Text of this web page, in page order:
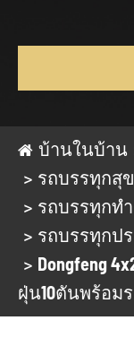
บ้านในบ้าน
รถบรรทุกสุ
รถบรรทุกท
รถบรรทุกป
Dongfeng
ฝุ่น10ตันพร้อม